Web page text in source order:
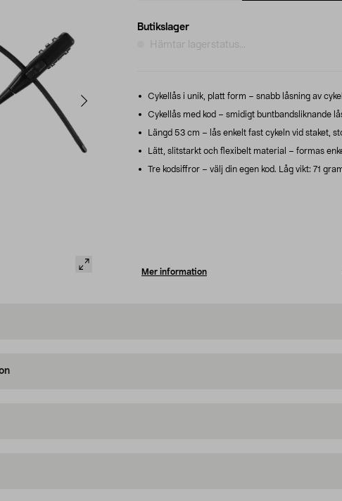
Butikslager
Hämtar lagerstatus...
Cykellås i unik, platt form – snabb låsning av
Cykellås med kod – smidigt buntbandsliknande
Längd 53 cm – lås enkelt fast cykeln vid staket,
Lätt, slitstarkt och flexibelt material – formas
Tre kodsiffror – välj din egen kod. Låg vikt: 71
Mer information